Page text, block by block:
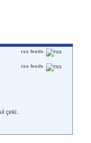
rss feeds
rss feeds
çeki..